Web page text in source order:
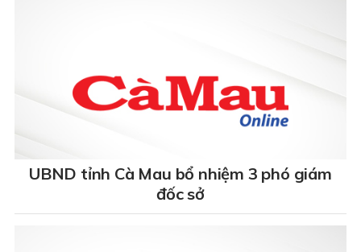
UBND tỉnh Cà Mau bổ nhiệm 3 phó giám
đốc sở